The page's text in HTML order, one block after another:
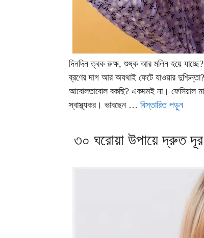
দিনদিন ত্বক রুক্ষ, শুষ্ক আর মলিন হয়ে যাচ্ছে?
ব্রণের দাগ আর অযথাই ফেটে যাওয়ার
আবোলতাবোল বকছি? একদমই না। ফেসিয়াল
স্বাস্থ্যকর। ভাবছেন … বিস্তারিত পড়ুন
৩০ ঘরোয়া উপায়ে দ্রুত